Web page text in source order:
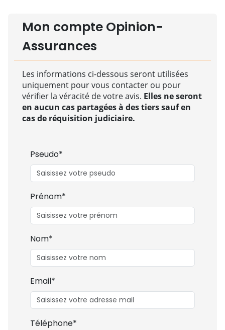
Mon compte Opinion-
Assurances
Les informations ci-dessous seront utilisées
uniquement pour vous contacter ou pour
vérifier la véracité de votre avis. Elles ne seront
en aucun cas partagées à des tiers sauf en
cas de réquisition judiciaire.
Pseudo*
Prénom*
Nom*
Email*
Téléphone*